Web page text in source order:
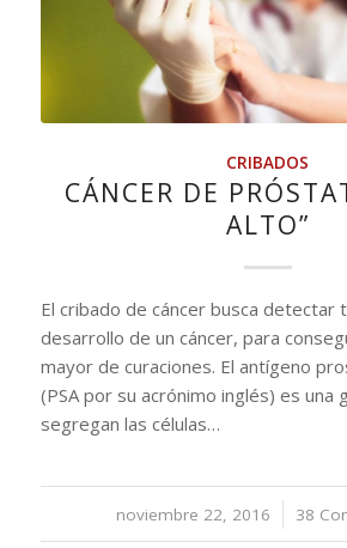
CRIBADOS
CÁNCER DE
ALTO”
El cribado de cáncer busca detectar
desarrollo de un cáncer, para
mayor de curaciones. El antígeno
(PSA por su acrónimo inglés) es una
segregan las células…
noviembre 22, 2016
/ 38